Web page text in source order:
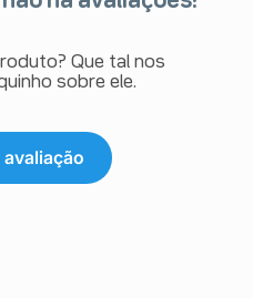
Que tal nos
sobre ele.